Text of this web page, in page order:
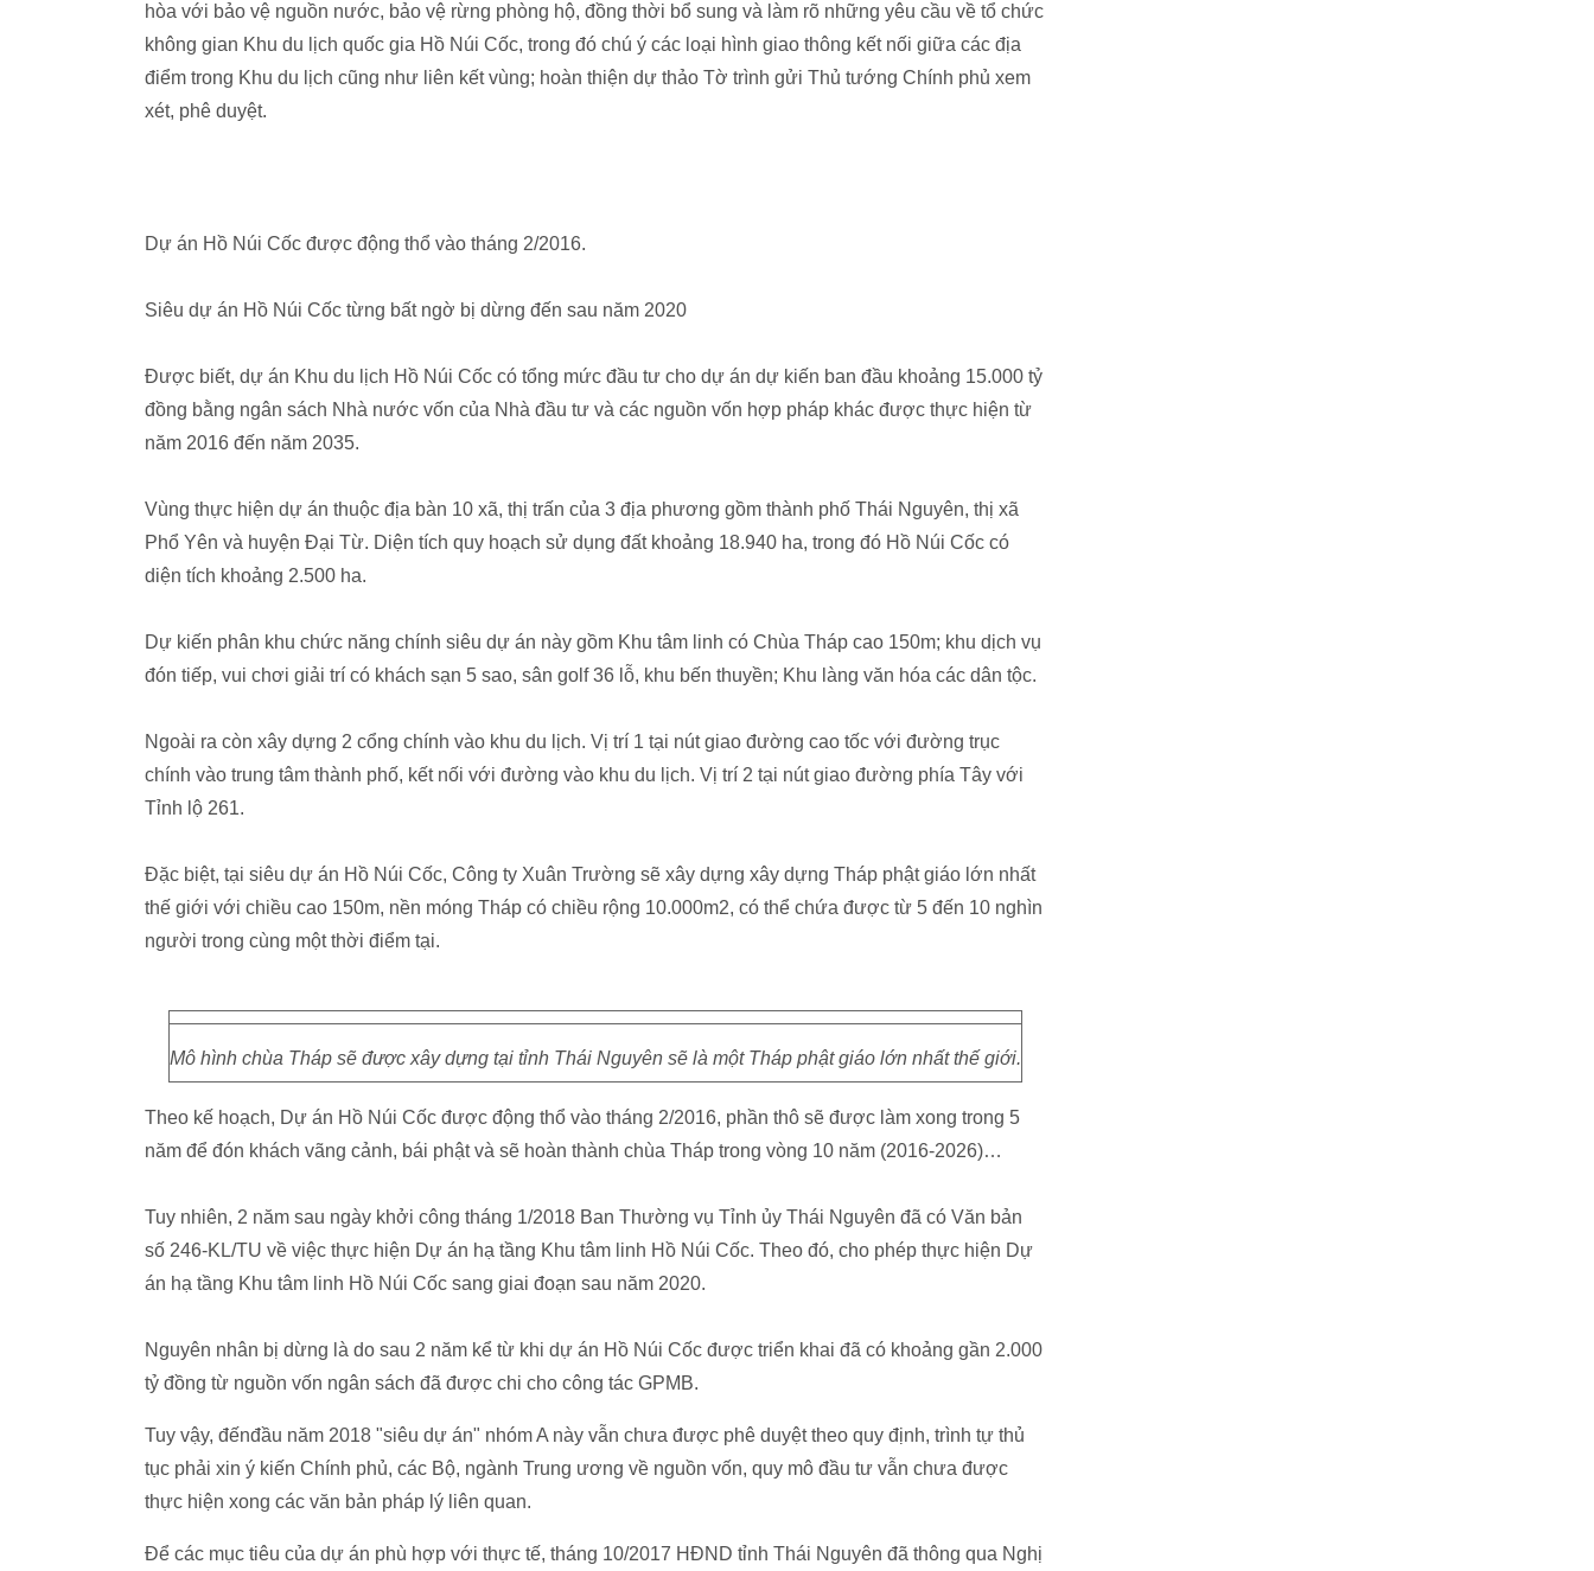
hòa với bảo vệ nguồn nước, bảo vệ rừng phòng hộ, đồng thời bổ sung và làm rõ những yêu cầu về tổ chức
không gian Khu du lịch quốc gia Hồ Núi Cốc, trong đó chú ý các loại hình giao thông kết nối giữa các địa
điểm trong Khu du lịch cũng như liên kết vùng; hoàn thiện dự thảo Tờ trình gửi Thủ tướng Chính phủ xem
xét, phê duyệt.
Dự án Hồ Núi Cốc được động thổ vào tháng 2/2016.
Siêu dự án Hồ Núi Cốc từng bất ngờ bị dừng đến sau năm 2020
Được biết, dự án Khu du lịch Hồ Núi Cốc có tổng mức đầu tư cho dự án dự kiến ban đầu khoảng 15.000 tỷ
đồng bằng ngân sách Nhà nước vốn của Nhà đầu tư và các nguồn vốn hợp pháp khác được thực hiện từ
năm 2016 đến năm 2035.
Vùng thực hiện dự án thuộc địa bàn 10 xã, thị trấn của 3 địa phương gồm thành phố Thái Nguyên, thị xã
Phổ Yên và huyện Đại Từ. Diện tích quy hoạch sử dụng đất khoảng 18.940 ha, trong đó Hồ Núi Cốc có
diện tích khoảng 2.500 ha.
Dự kiến phân khu chức năng chính siêu dự án này gồm Khu tâm linh có Chùa Tháp cao 150m; khu dịch vụ
đón tiếp, vui chơi giải trí có khách sạn 5 sao, sân golf 36 lỗ, khu bến thuyền; Khu làng văn hóa các dân tộc.
Ngoài ra còn xây dựng 2 cổng chính vào khu du lịch. Vị trí 1 tại nút giao đường cao tốc với đường trục
chính vào trung tâm thành phố, kết nối với đường vào khu du lịch. Vị trí 2 tại nút giao đường phía Tây với
Tỉnh lộ 261.
Đặc biệt, tại siêu dự án Hồ Núi Cốc, Công ty Xuân Trường sẽ xây dựng xây dựng Tháp phật giáo lớn nhất
thế giới với chiều cao 150m, nền móng Tháp có chiều rộng 10.000m2, có thể chứa được từ 5 đến 10 nghìn
người trong cùng một thời điểm tại.
Mô hình chùa Tháp sẽ được xây dựng tại tỉnh Thái Nguyên sẽ là một Tháp phật giáo lớn nhất thế giới.
Theo kế hoạch, Dự án Hồ Núi Cốc được động thổ vào tháng 2/2016, phần thô sẽ được làm xong trong 5
năm để đón khách vãng cảnh, bái phật và sẽ hoàn thành chùa Tháp trong vòng 10 năm (2016-2026)…
Tuy nhiên, 2 năm sau ngày khởi công tháng 1/2018 Ban Thường vụ Tỉnh ủy Thái Nguyên đã có Văn bản
số 246-KL/TU về việc thực hiện Dự án hạ tầng Khu tâm linh Hồ Núi Cốc. Theo đó, cho phép thực hiện Dự
án hạ tầng Khu tâm linh Hồ Núi Cốc sang giai đoạn sau năm 2020.
Nguyên nhân bị dừng là do sau 2 năm kể từ khi dự án Hồ Núi Cốc được triển khai đã có khoảng gần 2.000
tỷ đồng từ nguồn vốn ngân sách đã được chi cho công tác GPMB.
Tuy vậy, đếnđầu năm 2018 "siêu dự án" nhóm A này vẫn chưa được phê duyệt theo quy định, trình tự thủ
tục phải xin ý kiến Chính phủ, các Bộ, ngành Trung ương về nguồn vốn, quy mô đầu tư vẫn chưa được
thực hiện xong các văn bản pháp lý liên quan.
Để các mục tiêu của dự án phù hợp với thực tế, tháng 10/2017 HĐND tỉnh Thái Nguyên đã thông qua Nghị